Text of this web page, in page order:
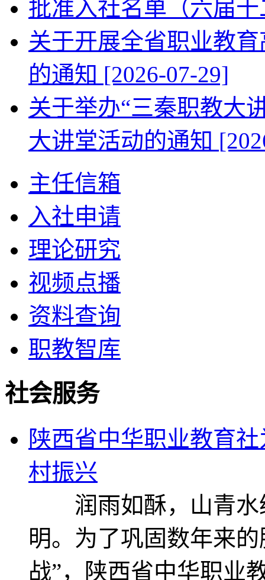
批准入社名单（六届
关于开展全省职业教
的通知 [2026-07-29]
关于举办“三秦职教大
大讲堂活动的通知
主任信箱
入社申请
理论研究
视频点播
资料查询
职教智库
社会服务
陕西省中华职业教育
村振兴
润雨如酥，山青水
明。为了巩固数年来
战”，陕西省中华职业